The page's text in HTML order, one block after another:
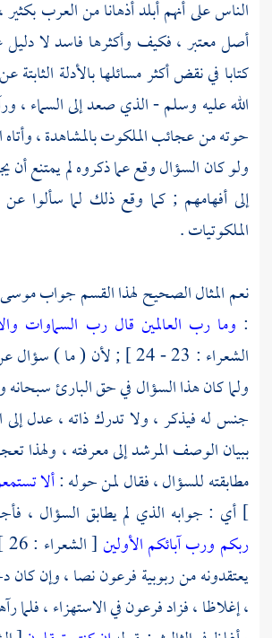
الناس على أنهم أبلد أذهانا من العرب
أصل معتبر ، فكيف وأكثرها فاسد لا
كتابا في نقض أكثر مسائلها بالأدلة
الله عليه وسلم - الذي صعد إلى السماء ،
حوته من عجائب الملكوت بالمشاهدة ،
ولو كان السؤال وقع عما ذكروه لم يمتنع أن
إلى أفهامهم ; كما وقع ذلك لما سألوا
الملكوتيات .
نعم المثال الصحيح لهذا القسم جوابموسى
: وما رب العالمين قال رب السماوات
الشعراء : 23 - 24 ] ; لأن ( ما )
ولما كان هذا السؤال في حق البارئ سبحانه
جنس له فيذكر ، ولا تدرك ذاته ، عدل
ببيان الوصف المرشد إلى معرفته ،
مطابقته للسؤال ، فقال لمن حوله :ألا
] أي : جوابه الذي لم يطابق السؤال ،
ربكم ورب آبائكم الأولين
[
يعتقدونه من ربوبية فرعون نصا ، وإن
، إغلاظا ، فزاد فرعون في الاستهزاء ، فلما